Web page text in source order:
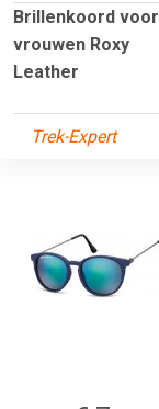
Brillenkoord voor
vrouwen Roxy
Leather
Trek-Expert